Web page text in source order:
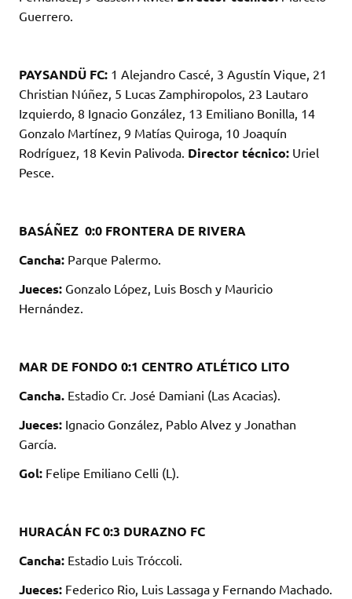
Guerrero.
PAYSANDÜ FC: 1 Alejandro Cascé, 3 Agustín Vique, 21
Christian Núñez, 5 Lucas Zamphiropolos, 23 Lautaro
Izquierdo, 8 Ignacio González, 13 Emiliano Bonilla, 14
Gonzalo Martínez, 9 Matías Quiroga, 10 Joaquín
Rodríguez, 18 Kevin Palivoda. Director técnico: Uriel
Pesce.
BASÁÑEZ 0:0 FRONTERA DE RIVERA
Cancha: Parque Palermo.
Jueces: Gonzalo López, Luis Bosch y Mauricio
Hernández.
MAR DE FONDO 0:1 CENTRO ATLÉTICO LITO
Cancha. Estadio Cr. José Damiani (Las Acacias).
Jueces: Ignacio González, Pablo Alvez y Jonathan
García.
Gol: Felipe Emiliano Celli (L).
HURACÁN FC 0:3 DURAZNO FC
Cancha: Estadio Luis Tróccoli.
Jueces: Federico Rio, Luis Lassaga y Fernando Machado.